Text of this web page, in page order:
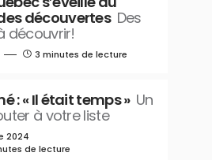
découvertes Des
découvrir!
3 minutes de lecture
: « Il était temps » Un
à votre liste
2024
de lecture